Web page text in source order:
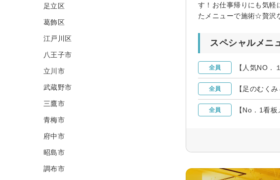
す！お仕事帰りにも気軽
たメニューで施術☆贅沢
スペシャルメニ
全員 【人気NO．
全員 【足のむく
全員 【No．1看
足立区
葛飾区
江戸川区
八王子市
立川市
武蔵野市
三鷹市
青梅市
府中市
昭島市
調布市